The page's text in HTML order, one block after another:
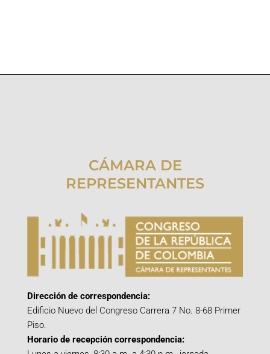
CÁMARA DE
REPRESENTANTES
Dirección de correspondencia:
Edificio Nuevo del Congreso Carrera 7 No. 8-68 Primer
Piso.
Horario de recepción correspondencia: